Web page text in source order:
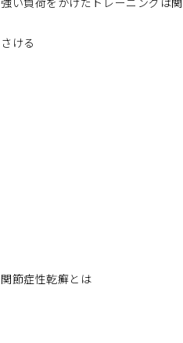
さける
関節症性乾癬とは